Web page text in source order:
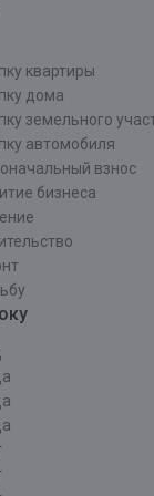
квартиры
дома
земельного
автомобиля
взнос
бизнеса